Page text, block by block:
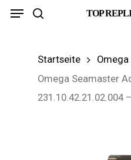
Skip
TOP
Menu
Startseite Omega
Omega Seamaster
231.10.42.21.02.004